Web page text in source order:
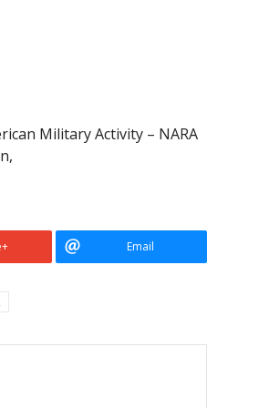
Military Activity – NARA
Email